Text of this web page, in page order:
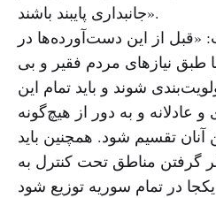
جانبداری پایبند باشند».
«قبل از این دست‌آورده‌ها در
طبق نیازهای مردم فقیر و بی
شوند و باید تمام این
و به دور از هیچ‌گونه
تقسیم شود. همچنین باید
گرفتن مناطق تحت کنترل به